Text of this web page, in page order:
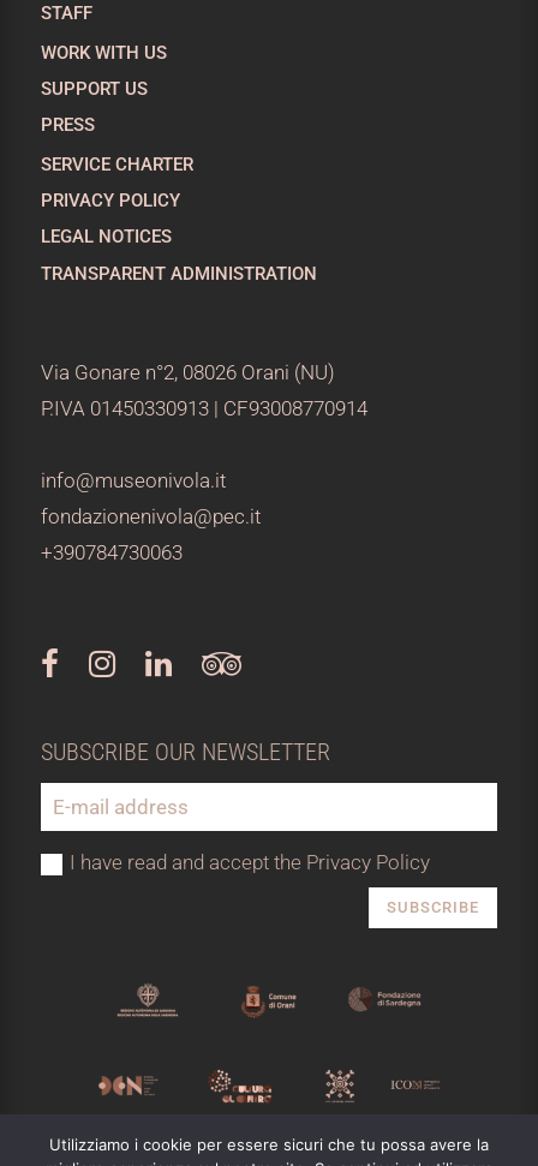
STAFF
WORK WITH US
SUPPORT US
PRESS
SERVICE CHARTER
PRIVACY POLICY
LEGAL NOTICES
TRANSPARENT ADMINISTRATION
Via Gonare n°2, 08026 Orani (NU)
P.IVA 01450330913 | CF93008770914
info@museonivola.it
fondazionenivola@pec.it
+390784730063
SUBSCRIBE OUR NEWSLETTER
I have read and accept the Privacy Policy
SUBSCRIBE
MUSEO NIVOLA
Utilizziamo i cookie per essere sicuri che tu possa avere la